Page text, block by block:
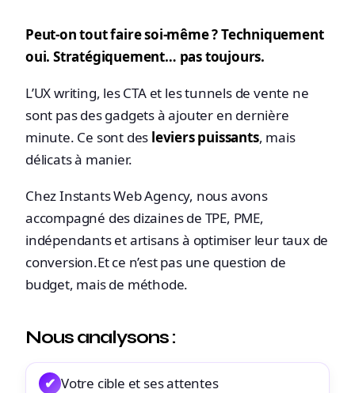
Peut-on tout faire soi-même ? Techniquement
oui. Stratégiquement… pas toujours.
L’UX writing, les CTA et les tunnels de vente ne
sont pas des gadgets à ajouter en dernière
minute. Ce sont des leviers puissants, mais
délicats à manier.
Chez Instants Web Agency, nous avons
accompagné des dizaines de TPE, PME,
indépendants et artisans à optimiser leur taux de
conversion.Et ce n’est pas une question de
budget, mais de méthode.
Nous analysons :
✔ Votre cible et ses attentes